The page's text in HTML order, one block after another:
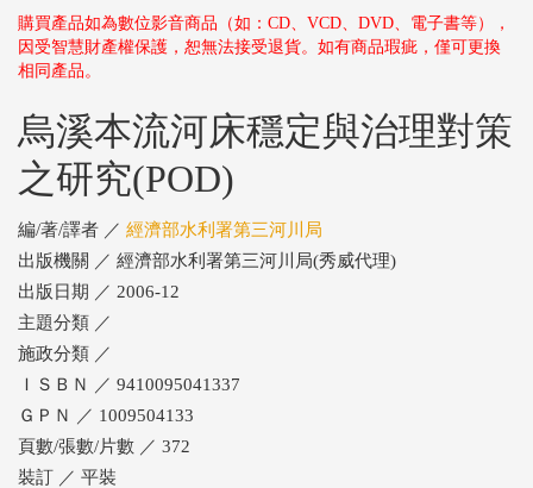
購買產品如為數位影音商品（如：CD、VCD、DVD、電子書等），
因受智慧財產權保護，恕無法接受退貨。如有商品瑕疵，僅可更換
相同產品。
烏溪本流河床穩定與治理對策
之研究(POD)
編/著/譯者 ／ 經濟部水利署第三河川局
出版機關 ／ 經濟部水利署第三河川局(秀威代理)
出版日期 ／ 2006-12
主題分類 ／
施政分類 ／
ＩＳＢＮ ／ 9410095041337
ＧＰＮ ／ 1009504133
頁數/張數/片數 ／ 372
裝訂 ／ 平裝